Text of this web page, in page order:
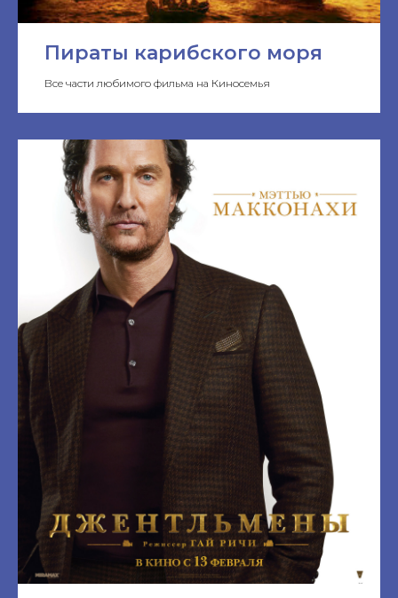
Пираты карибского моря
Все части любимого фильма на Киносемья